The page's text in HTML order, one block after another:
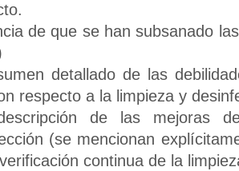
de que se han subsanado
detallado de las
respecto a la limpieza y
de las mejoras
(se mencionan
continua de la